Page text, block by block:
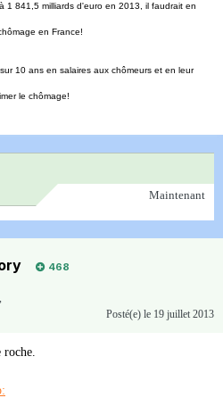
1 841,5 milliards d'euro en 2013, il faudrait en
en France!
10 ans en salaires aux chômeurs et en leur
le chômage!
Maintenant
468
Posté(e) le 19 juillet 2013
roche.